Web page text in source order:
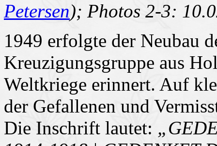
Petersen); Photos 2-3:
1949 erfolgte der Neubau
Kreuzigungsgruppe aus
Weltkriege erinnert. Auf
der Gefallenen und
Die Inschrift lautet: